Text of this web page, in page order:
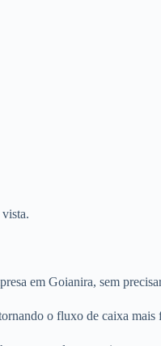
em Goianira, sem
o fluxo de caixa